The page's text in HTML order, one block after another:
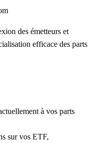
des émetteurs et
efficace des parts
à vos parts
sur vos ETF,